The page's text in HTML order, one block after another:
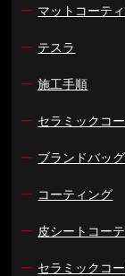
ー マットコーテ
ー テスラ
ー 施工手順
ー セラミックコ
ー ブランドバッグ
ー コーティング
ー 皮シートコー
ー セラミックコ